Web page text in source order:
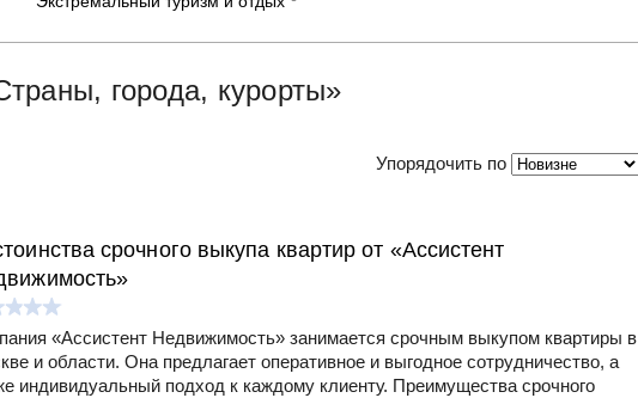
города, курорты»
Упорядочить по
срочного выкупа квартир от «Ассистент
«Ассистент Недвижимость» занимается срочным выкупом квартиры в
и области. Она предлагает оперативное и выгодное сотрудничество, а
индивидуальный подход к каждому клиенту. Преимущества срочного